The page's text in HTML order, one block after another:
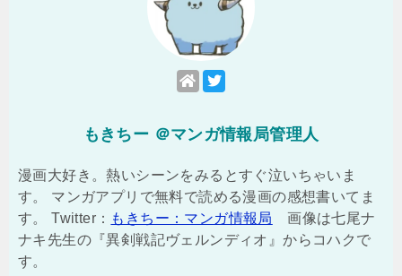
もきちー ＠マンガ情報局管理人
漫画大好き。熱いシーンをみるとすぐ泣いちゃいま
す。 マンガアプリで無料で読める漫画の感想書いてま
す。 Twitter： もきちー：マンガ情報局
画像は七尾ナ
ナキ先生の『異剣戦記ヴェルンディオ』からコハクで
す。